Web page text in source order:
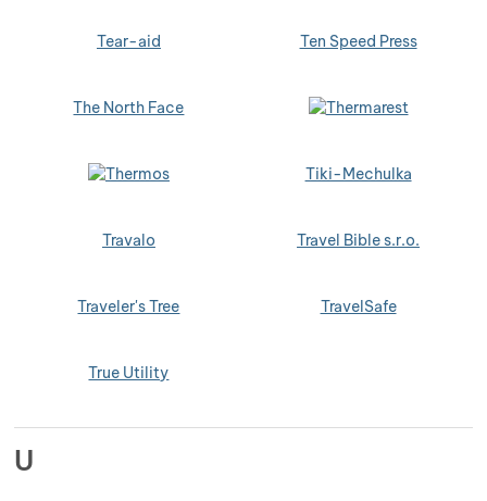
Tear-aid Ten Speed Press
The North Face
Tiki-Mechulka
Travalo Travel Bible s.r.o.
Traveler's Tree TravelSafe
True Utility
U